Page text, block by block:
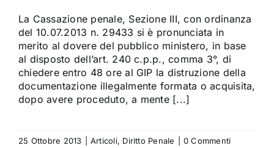
La Cassazione penale, Sezione III, con ordinanza
del 10.07.2013 n. 29433 si è pronunciata in
merito al dovere del pubblico ministero, in base
al disposto dell’art. 240 c.p.p., comma 3°, di
chiedere entro 48 ore al GIP la distruzione della
documentazione illegalmente formata o acquisita,
dopo avere proceduto, a mente [...]
25 Ottobre 2013 Articoli, Diritto Penale
0 Commenti